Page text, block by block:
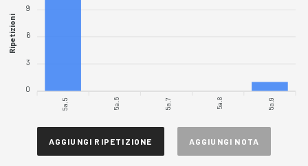
9
6
3
0
Ripetizioni
5a.5 5a.6 5a.7 5a.8 5a.9
AGGIUNGI RIPETIZIONE AGGIUNGI NOTA